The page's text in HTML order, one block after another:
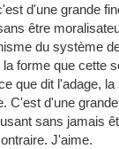
d'une grande
être
du système
forme que cette
que dit l'adage,
C'est d'une
sans jamais
J'aime.